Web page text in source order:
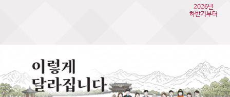
2026년
하반기부터